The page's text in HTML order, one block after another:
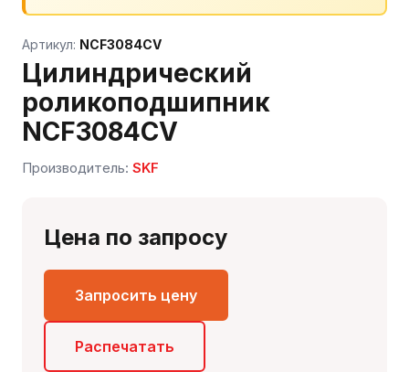
Артикул: NCF3084CV
Цилиндрический
роликоподшипник
NCF3084CV
Производитель: SKF
Цена по запросу
Запросить цену
Распечатать
Сергей — первый в отрасли ИИ-эксперт по